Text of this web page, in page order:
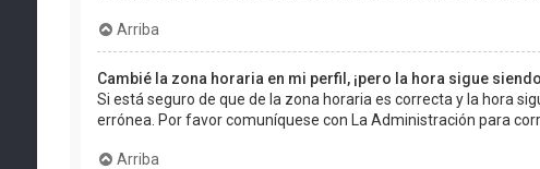
Arriba
Cambié la zona horaria en mi perfil, ¡pero la hora sigue
Si está seguro de que de la zona horaria es correcta y la hora
errónea. Por favor comuníquese con La Administración para
Arriba